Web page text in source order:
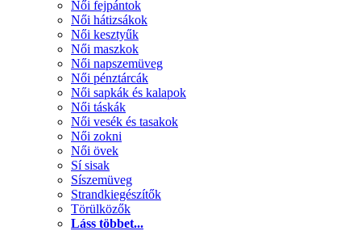
Női fejpántok
Női hátizsákok
Női kesztyűk
Női maszkok
Női napszemüveg
Női pénztárcák
Női sapkák és kalapok
Női táskák
Női vesék és tasakok
Női zokni
Női övek
Sí sisak
Síszemüveg
Strandkiegészítők
Törülközők
Láss többet...